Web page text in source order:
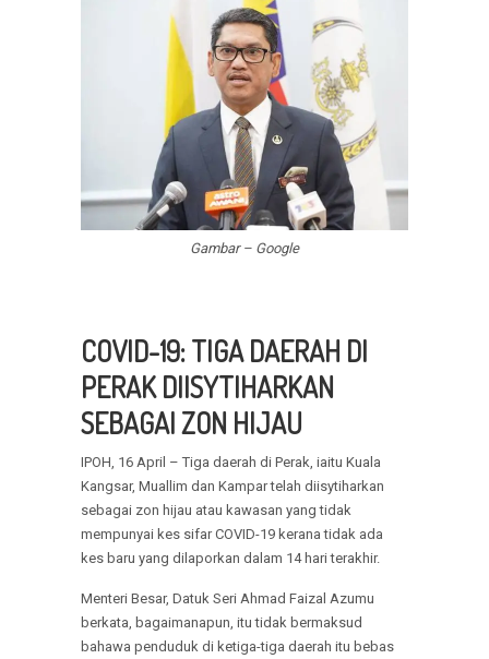
Gambar – Google
COVID-19: TIGA DAERAH DI
PERAK DIISYTIHARKAN
SEBAGAI ZON HIJAU
IPOH, 16 April – Tiga daerah di Perak, iaitu Kuala
Kangsar, Muallim dan Kampar telah diisytiharkan
sebagai zon hijau atau kawasan yang tidak
mempunyai kes sifar COVID-19 kerana tidak ada
kes baru yang dilaporkan dalam 14 hari terakhir.
Menteri Besar, Datuk Seri Ahmad Faizal Azumu
berkata, bagaimanapun, itu tidak bermaksud
bahawa penduduk di ketiga-tiga daerah itu bebas